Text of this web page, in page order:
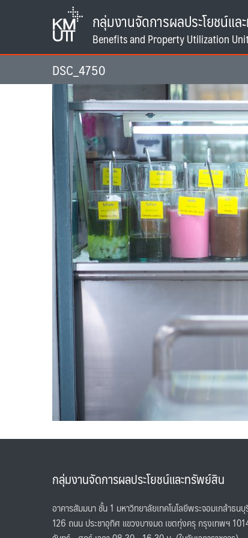
กลุ่มงานจัดการผลประโยชน์แ
DSC_4750
กลุ่มงานจัดการผลประโยชน์และทรัพย์สิน
อาคารสัมมนา ชั้น 1 มหาวิทยาลัยเทคโนโลยีพระจอมเกล้าธน
126 ถนน ประชาอุทิศ แขวงบางมด เขตทุ่งครุ กรุงเทพฯ